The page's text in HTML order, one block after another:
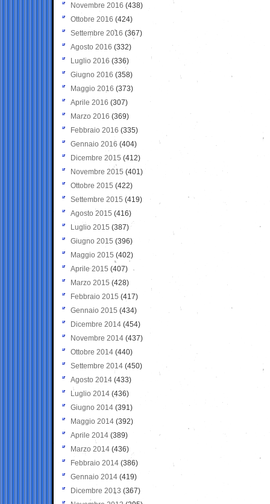
Novembre 2016 (438)
Ottobre 2016 (424)
Settembre 2016 (367)
Agosto 2016 (332)
Luglio 2016 (336)
Giugno 2016 (358)
Maggio 2016 (373)
Aprile 2016 (307)
Marzo 2016 (369)
Febbraio 2016 (335)
Gennaio 2016 (404)
Dicembre 2015 (412)
Novembre 2015 (401)
Ottobre 2015 (422)
Settembre 2015 (419)
Agosto 2015 (416)
Luglio 2015 (387)
Giugno 2015 (396)
Maggio 2015 (402)
Aprile 2015 (407)
Marzo 2015 (428)
Febbraio 2015 (417)
Gennaio 2015 (434)
Dicembre 2014 (454)
Novembre 2014 (437)
Ottobre 2014 (440)
Settembre 2014 (450)
Agosto 2014 (433)
Luglio 2014 (436)
Giugno 2014 (391)
Maggio 2014 (392)
Aprile 2014 (389)
Marzo 2014 (436)
Febbraio 2014 (386)
Gennaio 2014 (419)
Dicembre 2013 (367)